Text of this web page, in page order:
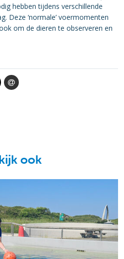
hebben tijdens verschillende
Deze ‘normale’ voermomenten
om de dieren te observeren en
ook